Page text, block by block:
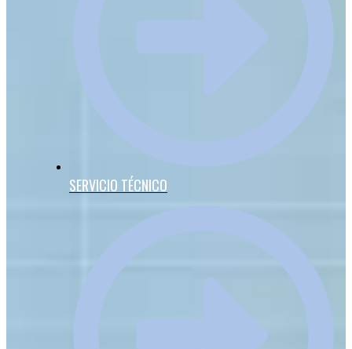
SERVICIO TÉCNICO